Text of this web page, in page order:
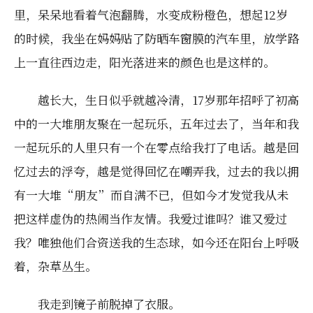
里，呆呆地看着气泡翻腾，水变成粉橙色，想起12岁
的时候，我坐在妈妈贴了防晒车窗膜的汽车里，放学路
上一直往西边走，阳光落进来的颜色也是这样的。
越长大，生日似乎就越冷清，17岁那年招呼了初高
中的一大堆朋友聚在一起玩乐，五年过去了，当年和我
一起玩乐的人里只有一个在零点给我打了电话。越是回
忆过去的浮夸，越是觉得回忆在嘲弄我，过去的我以拥
有一大堆“朋友”而自满不已，但如今才发觉我从未
把这样虚伪的热闹当作友情。我爱过谁吗？谁又爱过
我？唯独他们合资送我的生态球，如今还在阳台上呼吸
着，杂草丛生。
我走到镜子前脱掉了衣服。